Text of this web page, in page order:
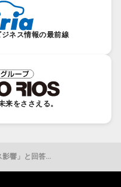
ネス情報の最前線
来をささえる。
企業の8割超が「マイナス影響」と回答 東京商工リサーチが「第2回中東情勢に関するアンケート調査」を発表